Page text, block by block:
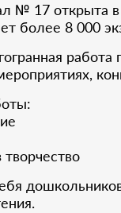
№ 17 открыта в
более 8 000